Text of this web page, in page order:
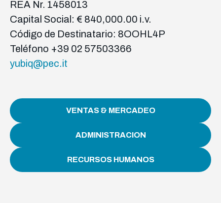
REA Nr. 1458013
Capital Social: € 840,000.00 i.v.
Código de Destinatario: 8OOHL4P
Teléfono +39 02 57503366
yubiq@pec.it
VENTAS & MERCADEO
ADMINISTRACION
RECURSOS HUMANOS